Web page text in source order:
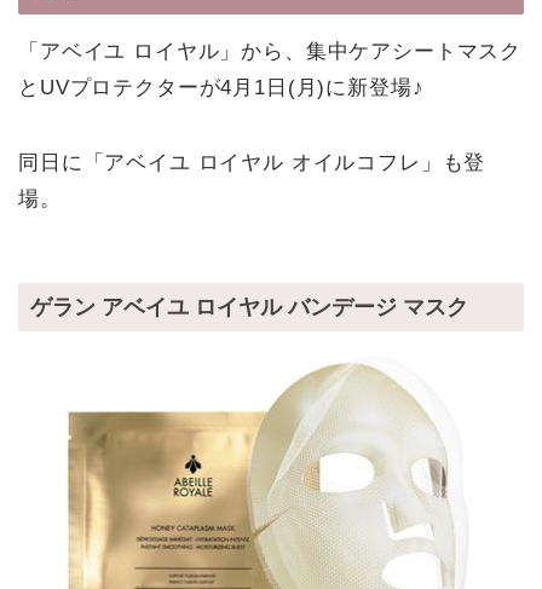
「アベイユ ロイヤル」から、集中ケアシートマスク
とUVプロテクターが4月1日(月)に新登場♪
同日に「アベイユ ロイヤル オイルコフレ」も登
場。
ゲラン アベイユ ロイヤル バンデージ マスク